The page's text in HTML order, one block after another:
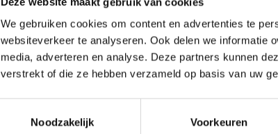
We gebruiken cookies om content en advertenties te
websiteverkeer te analyseren. Ook delen we informatie
media, adverteren en analyse. Deze partners kunnen
verstrekt of die ze hebben verzameld op basis van uw
Noodzakelijk
Voorkeuren